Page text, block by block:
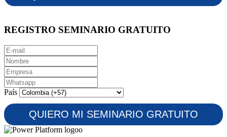
REGISTRO SEMINARIO GRATUITO
País